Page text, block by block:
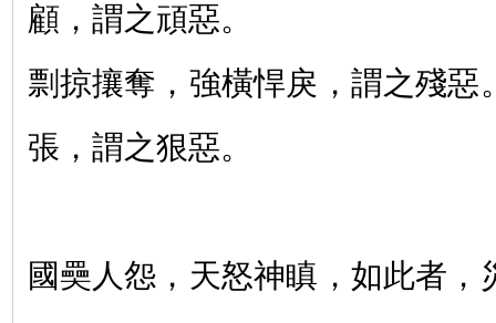
顧，謂之頑惡。
剽掠攘奪，強橫悍戾，謂之殘惡
張，謂之狠惡。
國奰人怨，天怒神瞋，如此者，